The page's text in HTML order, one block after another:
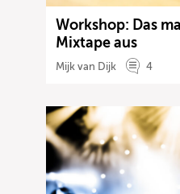
Workshop: Das
Mixtape aus
Mijk van Dijk 4